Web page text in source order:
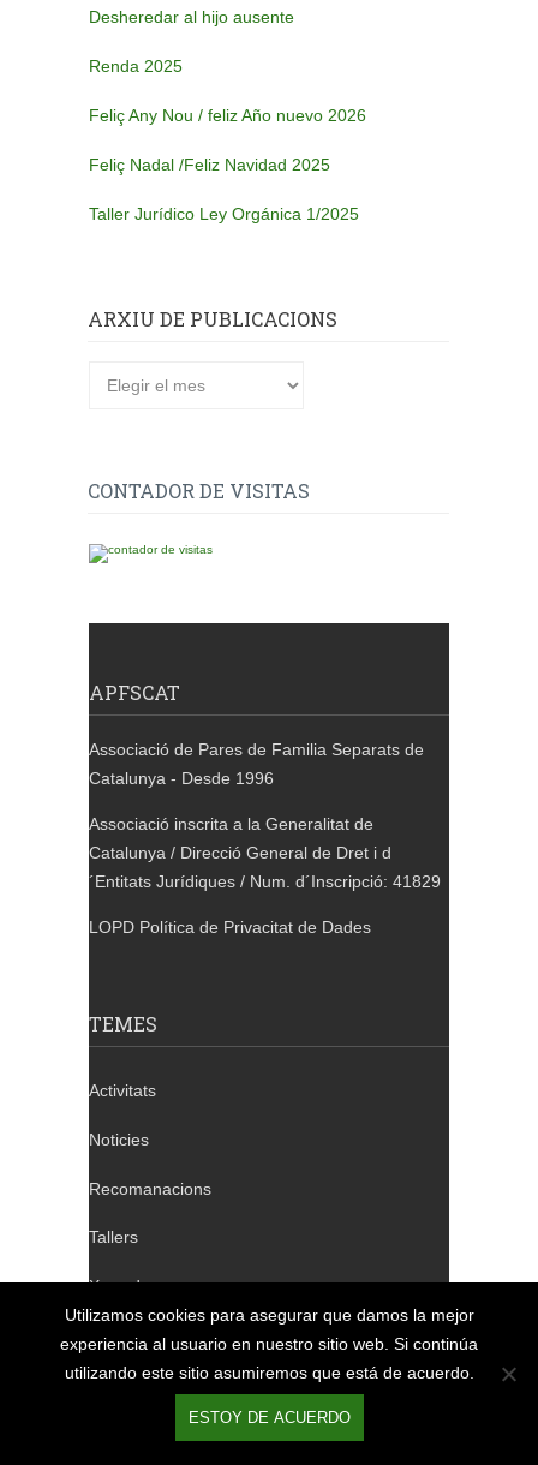
Desheredar al hijo ausente
Renda 2025
Feliç Any Nou / feliz Año nuevo 2026
Feliç Nadal /Feliz Navidad 2025
Taller Jurídico Ley Orgánica 1/2025
ARXIU DE PUBLICACIONS
CONTADOR DE VISITAS
APFSCAT
Associació de Pares de Familia Separats de
Catalunya - Desde 1996
Associació inscrita a la Generalitat de
Catalunya / Direcció General de Dret i d
´Entitats Jurídiques / Num. d´Inscripció: 41829
LOPD Política de Privacitat de Dades
TEMES
Activitats
Noticies
Recomanacions
Tallers
Xerrades
TELÈFONS DE CONTACTE
Utilizamos cookies para asegurar que damos la mejor
experiencia al usuario en nuestro sitio web. Si continúa
utilizando este sitio asumiremos que está de acuerdo.
ESTOY DE ACUERDO